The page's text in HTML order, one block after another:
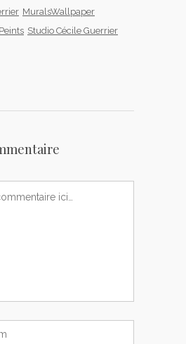
MuralsWallpaper
Studio Cécile Guerrier